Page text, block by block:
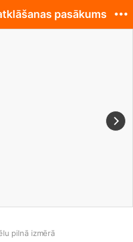
pilnā izmērā
pasākums